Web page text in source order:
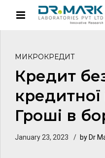
МИКРОКРЕДИТ
Кредит
кредитної
Гроші в
January 23, 2023 by Dr